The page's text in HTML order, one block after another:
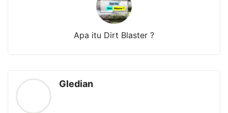
Apa itu Dirt Blaster ?
Gledian